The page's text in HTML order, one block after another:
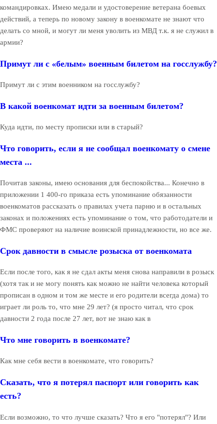
командировках. Имею медали и удостоверение ветерана боевых
действий, а теперь по новому закону в военкомате не знают что
делать со мной, и могут ли меня уволить из МВД т.к. я не служил в
армии?
Примут ли с «белым» военным билетом на госслужбу?
Примут ли с этим военником на госслужбу?
В какой военкомат идти за военным билетом?
Куда идти, по месту прописки или в старый?
Что говорить, если я не сообщал военкомату о смене
места ...
Почитав законы, имею основания для беспокойства... Конечно в
приложении 1 400-го приказа есть упоминание обязанности
военкоматов рассказать о правилах учета парню и в остальных
законах и положениях есть упоминание о том, что работодатели и
ФМС проверяют на наличие воинской принадлежности, но все же.
Срок давности в смысле розыска от военкомата
Если после того, как я не сдал акты меня снова направили в розыск
(хотя так и не могу понять как можно не найти человека который
прописан в одном и том же месте и его родители всегда дома) то
играет ли роль то, что мне 29 лет? (я просто читал, что срок
давности 2 года после 27 лет, вот не знаю как в
Что мне говорить в военкомате?
Как мне себя вести в военкомате, что говорить?
Сказать, что я потерял паспорт или говорить как
есть?
Если возможно, то что лучше сказать? Что я его "потерял"? Или